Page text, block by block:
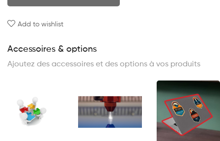
Add to wishlist
Accessoires & options
Ajoutez des accessoires et des options à vos produits